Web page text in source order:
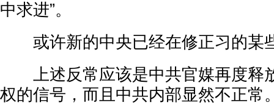
中求进”。
或许新的中央已经在修正习的某
上述反常应该是中共官媒再度释
权的信号，而且中共内部显然不正常